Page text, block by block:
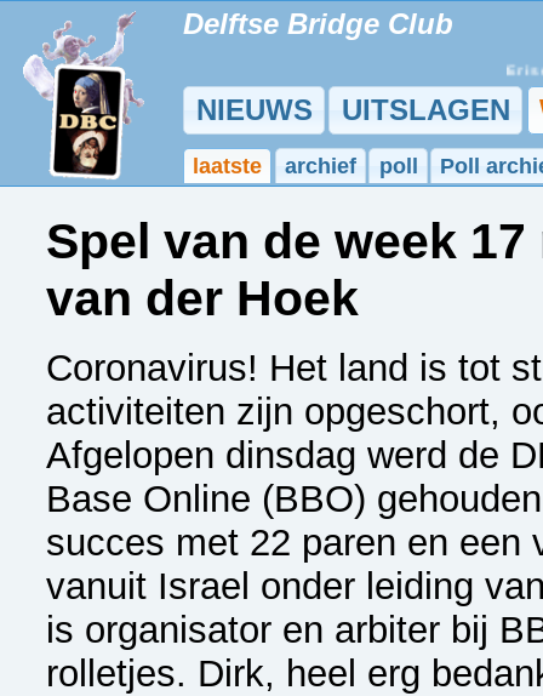
Delftse Bridge Club
Er is
NIEUWS UITSLAGEN
laatste archief poll Poll
Spel van de week
van der Hoek
Coronavirus! Het land is tot
activiteiten zijn opgeschort,
Afgelopen dinsdag werd de
Base Online (BBO)
succes met 22 paren en een
vanuit Israel onder leiding
is organisator en arbiter bij
rolletjes. Dirk, heel erg